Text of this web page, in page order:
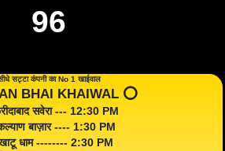
96
सट्टा कंपनी का No 1 खाईवाल
BHAI KHAIWAL ⭕️
सवेरा --- 12:30 PM
बाज़ार ---- 1:30 PM
धाम -------- 2:30 PM